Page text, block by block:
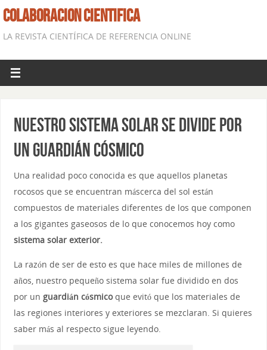
COLABORACION CIENTIFICA
LA REVISTA CIENTÍFICA DE REFERENCIA ONLINE
Nuestro sistema solar se divide por
un guardián cósmico
Una realidad poco conocida es que aquellos planetas
rocosos que se encuentran máscerca del sol están
compuestos de materiales diferentes de los que componen
a los gigantes gaseosos de lo que conocemos hoy como
sistema solar exterior.
La razón de ser de esto es que hace miles de millones de
años, nuestro pequeño sistema solar fue dividido en dos
por un guardián cósmicoque evitó que los materiales de
las regiones interiores y exteriores se mezclaran. Si quieres
saber más al respecto sigue leyendo.